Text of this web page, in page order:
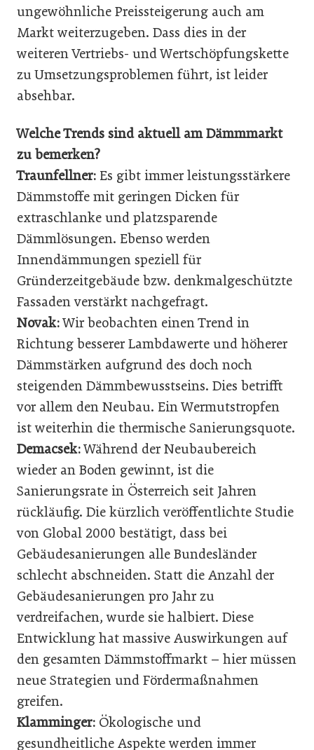
ungewöhnliche Preissteigerung auch am
Markt weiterzugeben. Dass dies in der
weiteren Vertriebs- und Wertschöpfungskette
zu Umsetzungsproblemen führt, ist leider
absehbar.
Welche Trends sind aktuell am Dämmmarkt
zu bemerken?
Traunfellner: Es gibt immer leistungsstärkere
Dämmstoffe mit geringen Dicken für
extraschlanke und platzsparende
Dämmlösungen. Ebenso werden
Innendämmungen speziell für
Gründerzeitgebäude bzw. denkmalgeschützte
Fassaden verstärkt nachgefragt.
Novak:Wir beobachten einen Trend in
Richtung besserer Lambdawerte und höherer
Dämmstärken aufgrund des doch noch
steigenden Dämmbewusstseins. Dies betrifft
vor allem den Neubau. Ein Wermutstropfen
ist weiterhin die thermische Sanierungsquote.
Demacsek:Während der Neubaubereich
wieder an Boden gewinnt, ist die
Sanierungsrate in Österreich seit Jahren
rückläufig. Die kürzlich veröffentlichte Studie
von Global 2000 bestätigt, dass bei
Gebäudesanierungen alle Bundesländer
schlecht abschneiden. Statt die Anzahl der
Gebäudesanierungen pro Jahr zu
verdreifachen, wurde sie halbiert. Diese
Entwicklung hat massive Auswirkungen auf
den gesamten Dämmstoffmarkt – hier müssen
neue Strategien und Fördermaßnahmen
greifen.
Klamminger: Ökologische und
gesundheitliche Aspekte werden immer